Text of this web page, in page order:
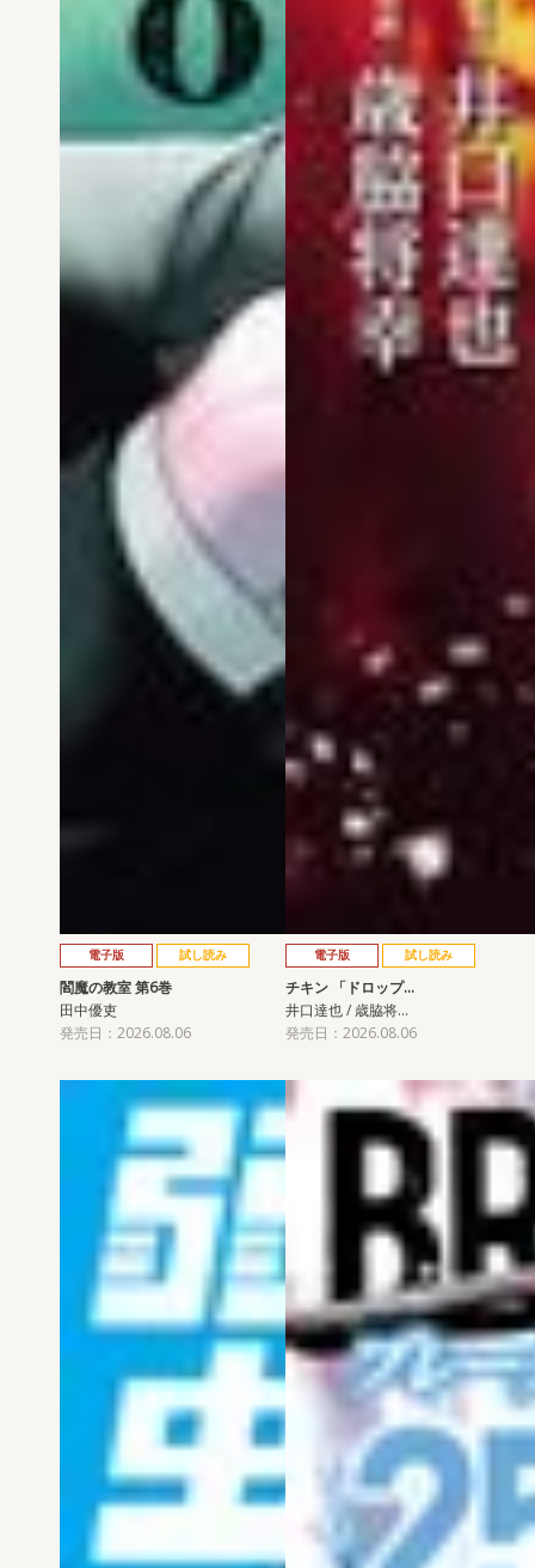
電子版 試し読み
閻魔の教室 第6巻
田中優吏
発売日：2026.08.06
電子版 試し読み
チキン 「ドロップ…
井口達也 / 歳脇将…
発売日：2026.08.06